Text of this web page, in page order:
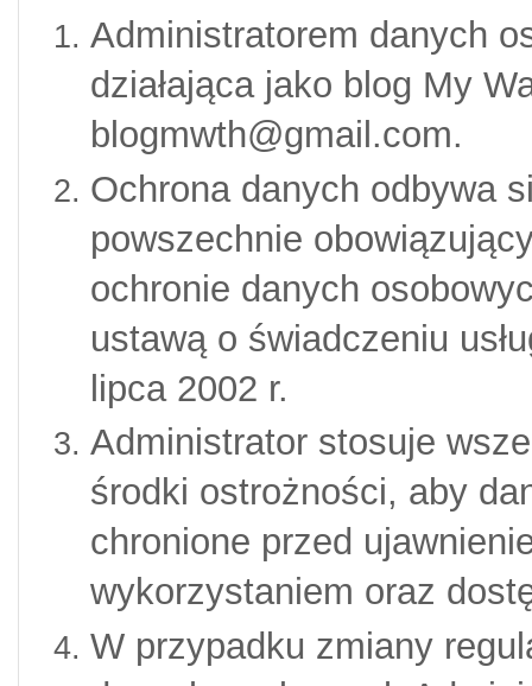
Administratorem danych
działająca jako blog My
blogmwth@gmail.com.
Ochrona danych odbywa
powszechnie
ochronie danych
ustawą o świadczeniu
lipca 2002 r.
Administrator stosuje
środki ostrożności, aby
chronione przed
wykorzystaniem oraz
W przypadku zmiany